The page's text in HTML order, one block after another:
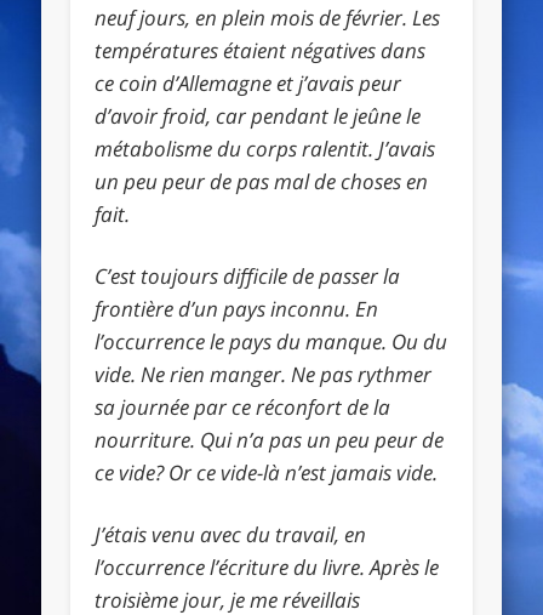
neuf jours, en plein mois de février. Les
températures étaient négatives dans
ce coin d’Allemagne et j’avais peur
d’avoir froid, car pendant le jeûne le
métabolisme du corps ralentit. J’avais
un peu peur de pas mal de choses en
fait.
C’est toujours difficile de passer la
frontière d’un pays inconnu. En
l’occurrence le pays du manque. Ou du
vide. Ne rien manger. Ne pas rythmer
sa journée par ce réconfort de la
nourriture. Qui n’a pas un peu peur de
ce vide? Or ce vide-là n’est jamais vide.
J’étais venu avec du travail, en
l’occurrence l’écriture du livre. Après le
troisième jour, je me réveillais